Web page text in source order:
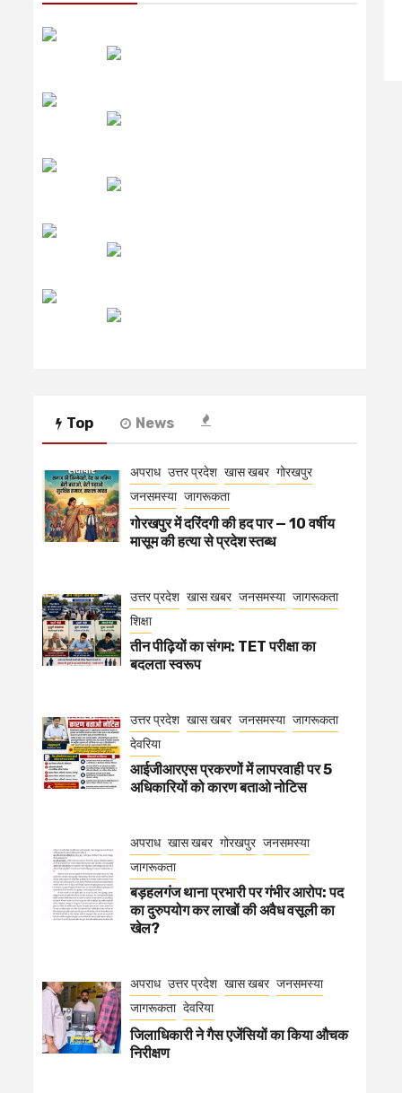
Top News
अपराध उत्तर प्रदेश खास खबर गोरखपुर
जनसमस्या जागरूकता
गोरखपुर में दरिंदगी की हद पार — 10 वर्षीय
मासूम की हत्या से प्रदेश स्तब्ध
उत्तर प्रदेश खास खबर जनसमस्या जागरूकता
शिक्षा
तीन पीढ़ियों का संगम: TET परीक्षा का
बदलता स्वरूप
उत्तर प्रदेश खास खबर जनसमस्या जागरूकता
देवरिया
आईजीआरएस प्रकरणों में लापरवाही पर 5
अधिकारियों को कारण बताओ नोटिस
अपराध खास खबर गोरखपुर जनसमस्या
जागरूकता
बड़हलगंज थाना प्रभारी पर गंभीर आरोप: पद
का दुरुपयोग कर लाखों की अवैध वसूली का
खेल?
अपराध उत्तर प्रदेश खास खबर जनसमस्या
जागरूकता देवरिया
जिलाधिकारी ने गैस एजेंसियों का किया औचक
निरीक्षण